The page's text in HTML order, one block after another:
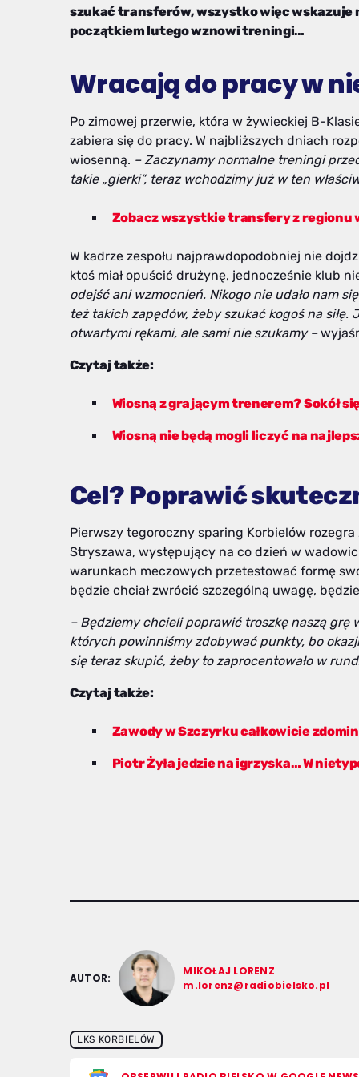
szukać transferów, wszystko więc wskazuje
początkiem lutego wznowi treningi…
Wracają do pracy w
Po zimowej przerwie, która w żywieckiej B-
zabiera się do pracy. W najbliższych dniach
wiosenną. – Zaczynamy normalne treningi
takie „gierki”, teraz wchodzimy już w ten
Zobacz wszystkie transfery z regionu
W kadrze zespołu najprawdopodobniej nie
ktoś miał opuścić drużynę, jednocześnie klub
odejść ani wzmocnień. Nikogo nie udało nam
też takich zapędów, żeby szukać kogoś na siłę.
otwartymi rękami, ale sami nie szukamy –
Czytaj także:
Wiosną z grającym trenerem? Sokół
Wiosną nie będą mogli liczyć na
Cel? Poprawić
Pierwszy tegoroczny sparing Korbielów
Stryszawa, występujący na co dzień w
warunkach meczowych przetestować formę
będzie chciał zwrócić szczególną uwagę,
– Będziemy chcieli poprawić troszkę naszą grę
których powinniśmy zdobywać punkty, bo
się teraz skupić, żeby to zaprocentowało w
Czytaj także:
Zawody w Szczyrku całkowicie
Piotr Żyła jedzie na igrzyska… W
AUTOR:
MIKOŁAJ LORENZ
m.lorenz@radiobielsko.pl
LKS KORBIELÓW